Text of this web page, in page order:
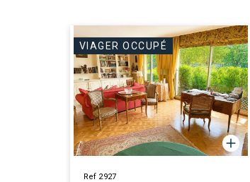
VIAGER OCCUPÉ
Ref 2927